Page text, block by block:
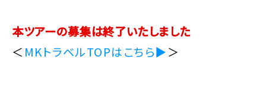
本ツアーの募集は終了いたしました
＜ MKトラベルTOPはこちら▶＞